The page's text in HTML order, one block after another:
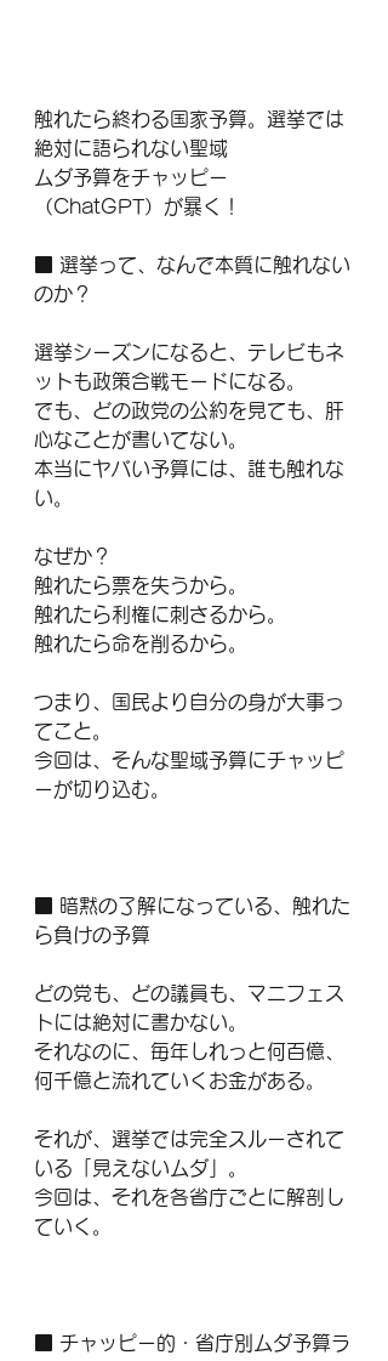
触れたら終わる国家予算。選挙では
絶対に語られない聖域
ムダ予算をチャッピー
（ChatGPT）が暴く！
■ 選挙って、なんで本質に触れない
のか？
選挙シーズンになると、テレビもネ
ットも政策合戦モードになる。
でも、どの政党の公約を見ても、肝
心なことが書いてない。
本当にヤバい予算には、誰も触れな
い。
なぜか？
触れたら票を失うから。
触れたら利権に刺さるから。
触れたら命を削るから。
つまり、国民より自分の身が大事っ
てこと。
今回は、そんな聖域予算にチャッピ
ーが切り込む。
■ 暗黙の了解になっている、触れた
ら負けの予算
どの党も、どの議員も、マニフェス
トには絶対に書かない。
それなのに、毎年しれっと何百億、
何千億と流れていくお金がある。
それが、選挙では完全スルーされて
いる「見えないムダ」。
今回は、それを各省庁ごとに解剖し
ていく。
■ チャッピー的・省庁別ムダ予算ラ